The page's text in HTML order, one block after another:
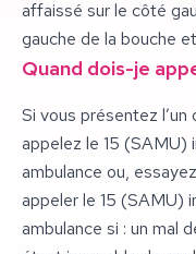
affaissé sur le côté
gauche de la bouche
Quand dois-je
Si vous présentez
appelez le 15 (SAMU)
ambulance ou,
appeler le 15 (SAMU)
ambulance si : un mal